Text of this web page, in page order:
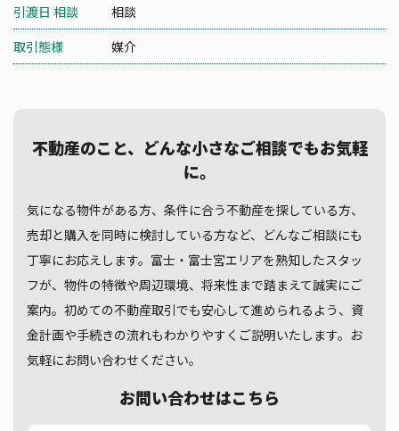
引渡日 相談
相談
取引態様
媒介
不動産のこと、どんな小さなご相談でもお気軽
に。
気になる物件がある方、条件に合う不動産を探している方、
売却と購入を同時に検討している方など、どんなご相談にも
丁寧にお応えします。富士・富士宮エリアを熟知したスタッ
フが、物件の特徴や周辺環境、将来性まで踏まえて誠実にご
案内。初めての不動産取引でも安心して進められるよう、資
金計画や手続きの流れもわかりやすくご説明いたします。お
気軽にお問い合わせください。
お問い合わせはこちら